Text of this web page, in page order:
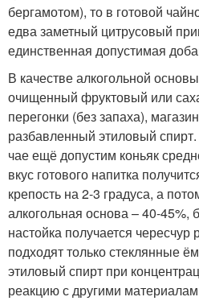
бергамотом), то в готовой
едва заметный цитрусовый
единственная допустимая
В качестве алкогольной
очищенный фруктовый или
перегонки (без запаха),
разбавленный этиловый
чае ещё допустим коньяк
вкус готового напитка
крепость на 2-3 градуса, а
алкогольная основа – 40-45%,
настойка получается
подходят только стеклянные
этиловый спирт при
реакцию с другими